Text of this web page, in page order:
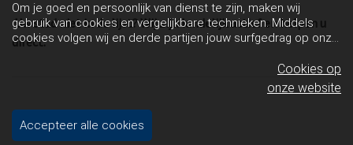
Uw stad niet in de lijst? Wij zijn landelijk actief en helpen u
direct.
Om je goed en persoonlijk van dienst te zijn, maken wij
gebruik van cookies en vergelijkbare technieken. Middels
cookies volgen wij en derde partijen jouw surfgedrag op onze
en dit maakt het voor jou mogelijk om informatie te delen via
Cookies op
onze website
Accepteer alle cookies